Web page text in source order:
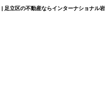
足立区の不動産ならインターナショナル